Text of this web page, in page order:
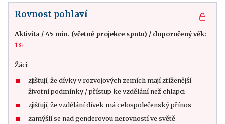
Rovnost pohlaví
Aktivita / 45 min. (včetně projekce spotu) / doporučený věk:
13+
Žáci:
zjišťují, že dívky v rozvojových zemích mají ztíženější
životní podmínky / přístup ke vzdělání než chlapci
zjišťují, že vzdělání dívek má celospolečenský přínos
zamýšlí se nad genderovou nerovností ve světě